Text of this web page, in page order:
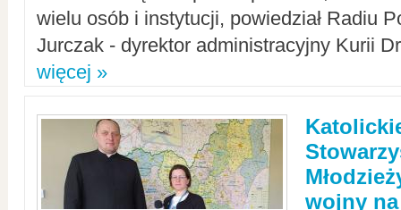
wielu osób i instytucji, powiedział Radiu
Jurczak - dyrektor administracyjny Kurii
więcej »
wojny